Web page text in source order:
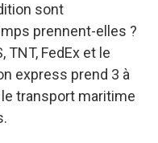
sont
prennent-elles ?
TNT, FedEx et le
express prend 3 à
transport maritime